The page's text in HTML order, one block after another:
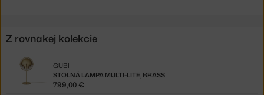
Z rovnakej kolekcie
STOLNÁ LAMPA MULTI-LITE, BRASS
GUBI
799,00 €